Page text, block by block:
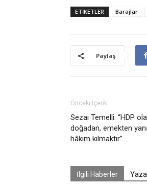
ETIKETLER Barajlar
Paylaş
Önceki İçerik
Sezai Temelli: “HDP
doğadan, emekten
hâkim kılmaktır”
İlgili Haberler